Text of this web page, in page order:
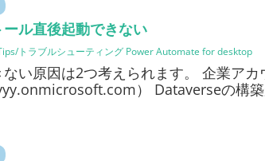
ール直後起動できない
トラブルシューティング Power Automate for desktop
ない原因は2つ考えられます。 企業アカ
） Dataverseの構